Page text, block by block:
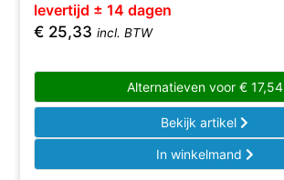
levertijd ± 14 dagen
€ 25,33 incl. BTW
Alternatieven voor €17,54
Bekijk artikel
In winkelmand